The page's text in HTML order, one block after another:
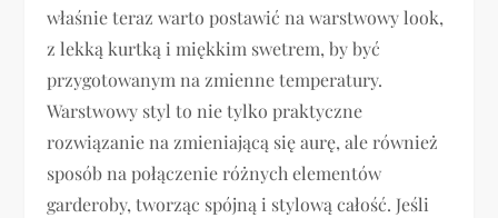
właśnie teraz warto postawić na warstwowy look,
z lekką kurtką i miękkim swetrem, by być
przygotowanym na zmienne temperatury.
Warstwowy styl to nie tylko praktyczne
rozwiązanie na zmieniającą się aurę, ale również
sposób na połączenie różnych elementów
garderoby, tworząc spójną i stylową całość. Jeśli